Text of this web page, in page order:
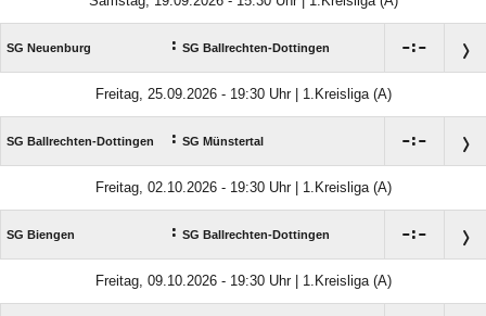
SG Neuenburg : SG Ballrechten-Dottingen :
Freitag, 25.09.2026 - 19:30 Uhr | 1.Kreisliga (A)
SG Ballrechten-Dottingen : SG Münstertal :
Freitag, 02.10.2026 - 19:30 Uhr | 1.Kreisliga (A)
SG Biengen : SG Ballrechten-Dottingen :
Freitag, 09.10.2026 - 19:30 Uhr | 1.Kreisliga (A)